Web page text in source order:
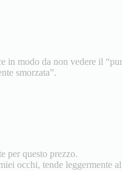
da non vedere il
smorzata”.
per questo prezzo.
occhi, tende leggermente